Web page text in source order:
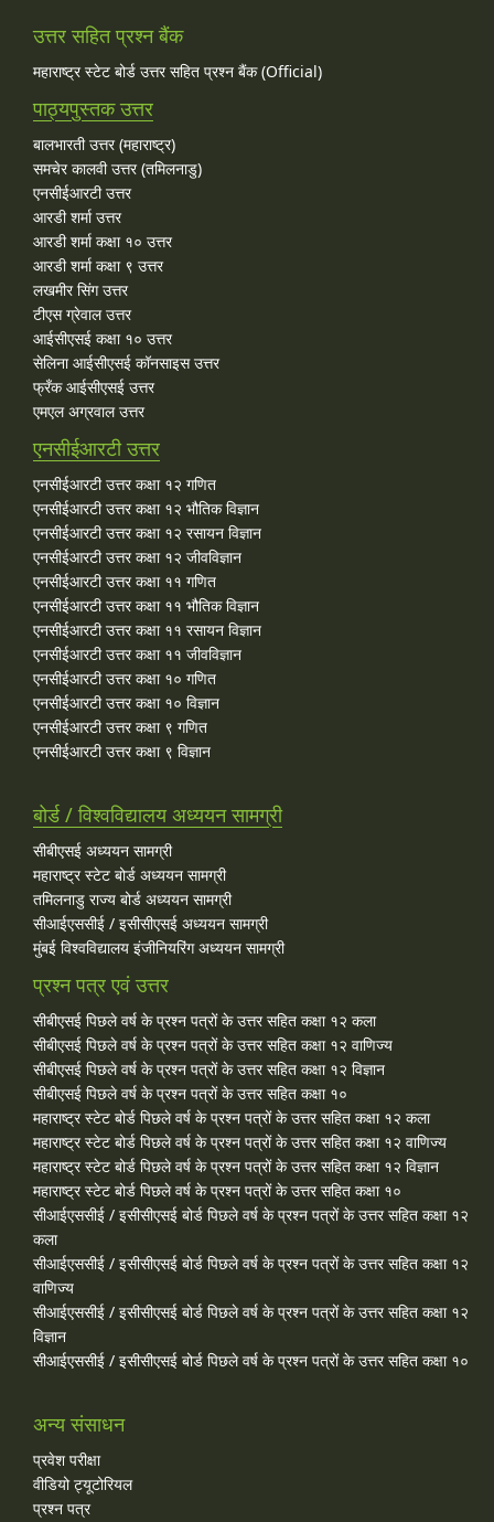
उत्तर सहित प्रश्न बैंक
महाराष्ट्र स्टेट बोर्ड उत्तर सहित प्रश्न बैंक (Official)
पाठ्यपुस्तक उत्तर
बालभारती उत्तर (महाराष्ट्र)
समचेर कालवी उत्तर (तमिलनाडु)
एनसीईआरटी उत्तर
आरडी शर्मा उत्तर
आरडी शर्मा कक्षा १० उत्तर
आरडी शर्मा कक्षा ९ उत्तर
लखमीर सिंग उत्तर
टीएस ग्रेवाल उत्तर
आईसीएसई कक्षा १० उत्तर
सेलिना आईसीएसई कॉनसाइस उत्तर
फ्रँक आईसीएसई उत्तर
एमएल अग्रवाल उत्तर
एनसीईआरटी उत्तर
एनसीईआरटी उत्तर कक्षा १२ गणित
एनसीईआरटी उत्तर कक्षा १२ भौतिक विज्ञान
एनसीईआरटी उत्तर कक्षा १२ रसायन विज्ञान
एनसीईआरटी उत्तर कक्षा १२ जीवविज्ञान
एनसीईआरटी उत्तर कक्षा ११ गणित
एनसीईआरटी उत्तर कक्षा ११ भौतिक विज्ञान
एनसीईआरटी उत्तर कक्षा ११ रसायन विज्ञान
एनसीईआरटी उत्तर कक्षा ११ जीवविज्ञान
एनसीईआरटी उत्तर कक्षा १० गणित
एनसीईआरटी उत्तर कक्षा १० विज्ञान
एनसीईआरटी उत्तर कक्षा ९ गणित
एनसीईआरटी उत्तर कक्षा ९ विज्ञान
बोर्ड / विश्वविद्यालय अध्ययन सामग्री
सीबीएसई अध्ययन सामग्री
महाराष्ट्र स्टेट बोर्ड अध्ययन सामग्री
तमिलनाडु राज्य बोर्ड अध्ययन सामग्री
सीआईएससीई / इसीसीएसई अध्ययन सामग्री
मुंबई विश्वविद्यालय इंजीनियरिंग अध्ययन सामग्री
प्रश्न पत्र एवं उत्तर
सीबीएसई पिछले वर्ष के प्रश्न पत्रों के उत्तर सहित कक्षा १२ कला
सीबीएसई पिछले वर्ष के प्रश्न पत्रों के उत्तर सहित कक्षा १२ वाणिज्य
सीबीएसई पिछले वर्ष के प्रश्न पत्रों के उत्तर सहित कक्षा १२ विज्ञान
सीबीएसई पिछले वर्ष के प्रश्न पत्रों के उत्तर सहित कक्षा १०
महाराष्ट्र स्टेट बोर्ड पिछले वर्ष के प्रश्न पत्रों के उत्तर सहित कक्षा १२ कला
महाराष्ट्र स्टेट बोर्ड पिछले वर्ष के प्रश्न पत्रों के उत्तर सहित कक्षा १२ वाणिज्य
महाराष्ट्र स्टेट बोर्ड पिछले वर्ष के प्रश्न पत्रों के उत्तर सहित कक्षा १२ विज्ञान
महाराष्ट्र स्टेट बोर्ड पिछले वर्ष के प्रश्न पत्रों के उत्तर सहित कक्षा १०
सीआईएससीई / इसीसीएसई बोर्ड पिछले वर्ष के प्रश्न पत्रों के उत्तर सहित कक्षा १२
कला
सीआईएससीई / इसीसीएसई बोर्ड पिछले वर्ष के प्रश्न पत्रों के उत्तर सहित कक्षा १२
वाणिज्य
सीआईएससीई / इसीसीएसई बोर्ड पिछले वर्ष के प्रश्न पत्रों के उत्तर सहित कक्षा १२
विज्ञान
सीआईएससीई / इसीसीएसई बोर्ड पिछले वर्ष के प्रश्न पत्रों के उत्तर सहित कक्षा १०
अन्य संसाधन
प्रवेश परीक्षा
वीडियो ट्यूटोरियल
प्रश्न पत्र